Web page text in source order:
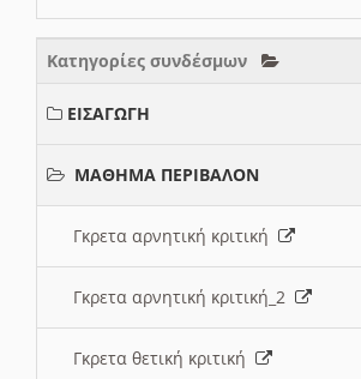
Κατηγορίες συνδέσμων
ΕΙΣΑΓΩΓΗ
ΜΑΘΗΜΑ ΠΕΡΙΒΑΛΟΝ
Γκρετα αρνητική κριτική
Γκρετα αρνητική κριτική_2
Γκρετα θετική κριτική